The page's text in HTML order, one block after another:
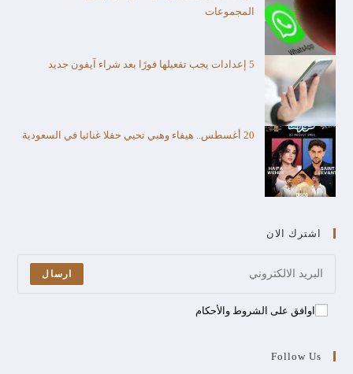
المجموعات
5 إعدادات يجب تفعيلها فورًا بعد شراء آيفون جديد
20 أغسطس.. هيفاء وهبي تحيي حفلا غنائيا في السعودية
اشترك الان
ارسال
اوافق على الشروط والأحكام
Follow Us